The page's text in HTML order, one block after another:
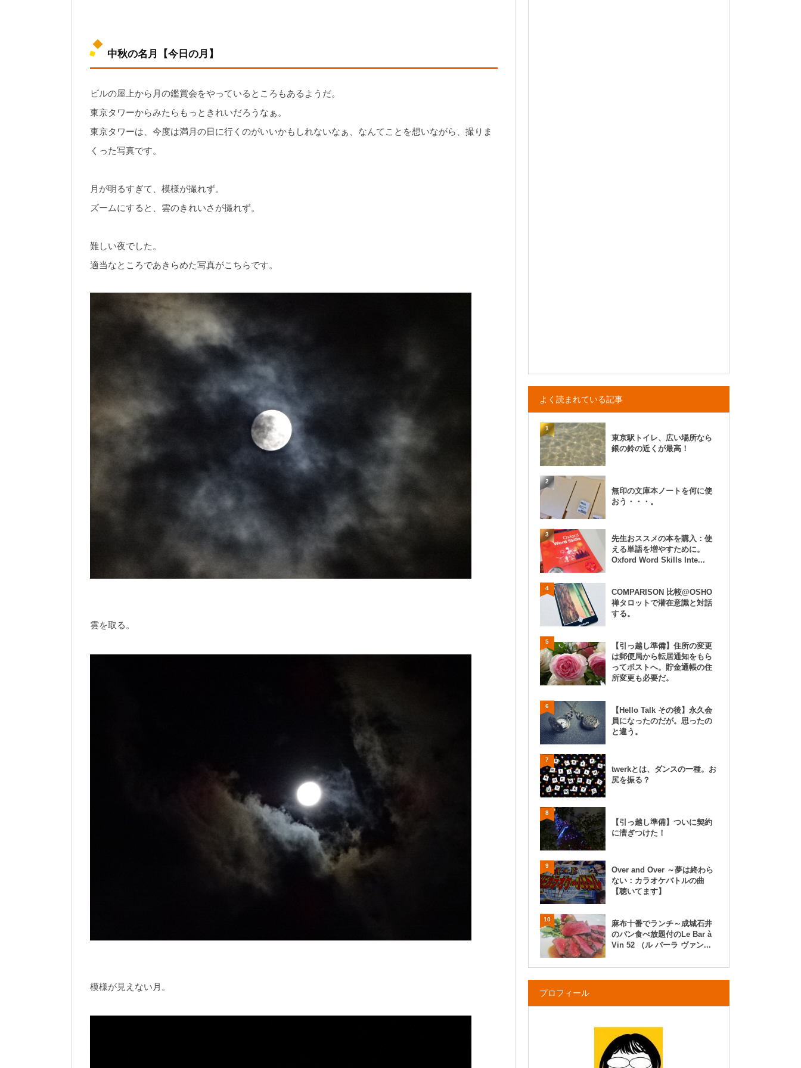
中秋の名月【今日の月】
ビルの屋上から月の鑑賞会をやっているところもあるようだ。
東京タワーからみたらもっときれいだろうなぁ。
東京タワーは、今度は満月の日に行くのがいいかもしれないなぁ、なんてことを想いながら、撮りま
くった写真です。
月が明るすぎて、模様が撮れず。
ズームにすると、雲のきれいさが撮れず。
難しい夜でした。
適当なところであきらめた写真がこちらです。
雲を取る。
模様が見えない月。
よく読まれている記事
1
東京駅トイレ、広い場所なら
銀の鈴の近くが最高！
2
無印の文庫本ノートを何に使
おう・・・。
3
先生おススメの本を購入：使
える単語を増やすために。
Oxford Word Skills Inte...
4
COMPARISON 比較@OSHO
禅タロットで潜在意識と対話
する。
5
【引っ越し準備】住所の変更
は郵便局から転居通知をもら
ってポストへ。貯金通帳の住
所変更も必要だ。
6
【Hello Talk その後】永久会
員になったのだが。思ったの
と違う。
7
twerkとは、ダンスの一種。お
尻を振る？
8
【引っ越し準備】ついに契約
に漕ぎつけた！
9
Over and Over ～夢は終わら
ない：カラオケバトルの曲
【聴いてます】
10
麻布十番でランチ～成城石井
のパン食べ放題付のLe Bar à
Vin 52 （ル バーラ ヴァン...
プロフィール